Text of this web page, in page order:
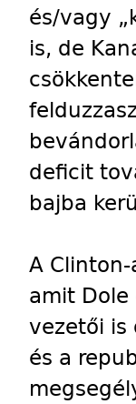
és/vagy
is, de
deficit
bajba
A
amit Dole
vezetői is
és a